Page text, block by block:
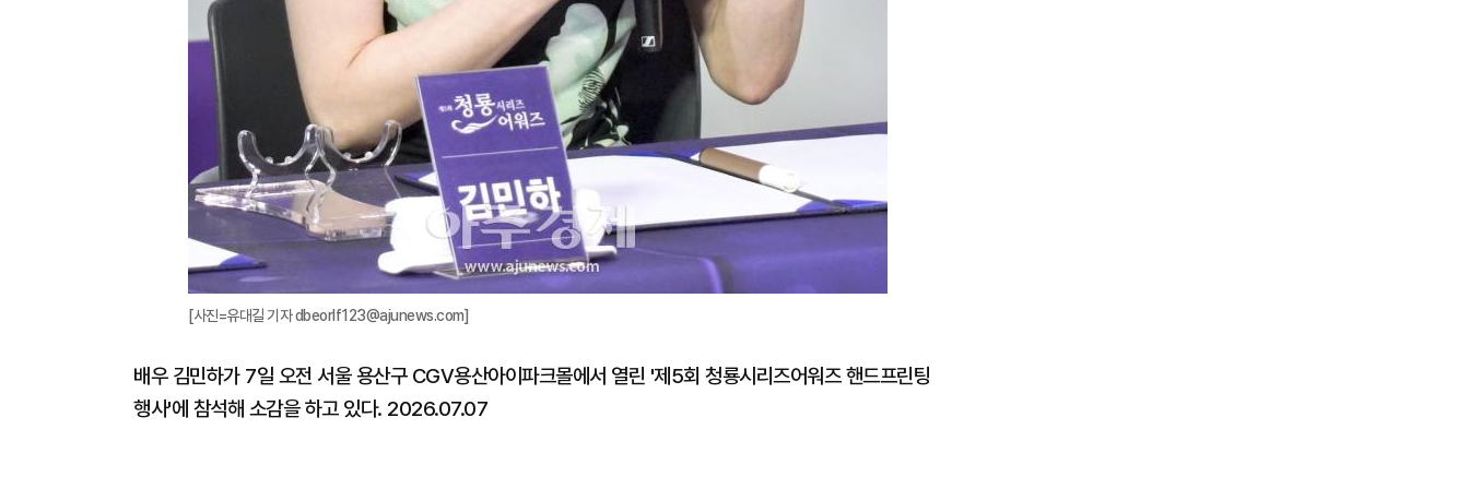
[사진=유대길 기자 dbeorlf123@ajunews.com]
배우 김민하가 7일 오전 서울 용산구 CGV용산아이파크몰에서 열린 '제5회 청룡시리즈어워즈 핸드프린팅
행사'에 참석해 소감을 하고 있다. 2026.07.07